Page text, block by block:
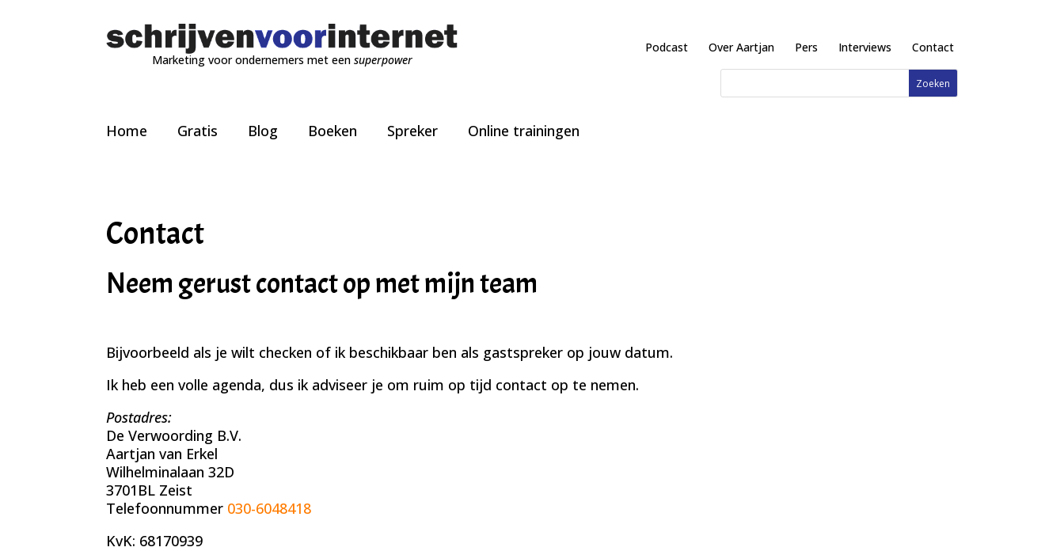
Marketing voor ondernemers met eensuperpower
Podcast Over Aartjan Pers Interviews Contact
Home Gratis Blog Boeken Spreker Online trainingen
Contact
Neem gerust contact op met mijn team
Bijvoorbeeld als je wilt checken of ik beschikbaar ben als gastspreker op jouw datum.
Ik heb een volle agenda, dus ik adviseer je om ruim op tijd contact op te nemen.
Postadres:
De Verwoording B.V.
Aartjan van Erkel
Wilhelminalaan 32D
3701BL Zeist
Telefoonnummer 030-6048418
KvK: 68170939